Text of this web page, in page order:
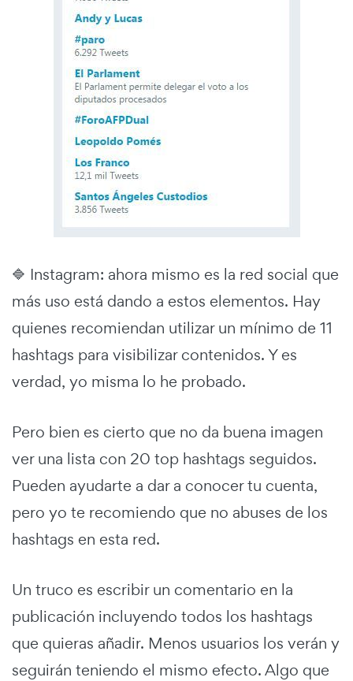
🔷 Instagram: ahora mismo es la red social que
más uso está dando a estos elementos. Hay
quienes recomiendan utilizar un mínimo de 11
hashtags para visibilizar contenidos. Y es
verdad, yo misma lo he probado.
Pero bien es cierto que no da buena imagen
ver una lista con 20 top hashtags seguidos.
Pueden ayudarte a dar a conocer tu cuenta,
pero yo te recomiendo que no abuses de los
hashtags en esta red.
Un truco es escribir un comentario en la
publicación incluyendo todos los hashtags
que quieras añadir. Menos usuarios los verán y
seguirán teniendo el mismo efecto. Algo que